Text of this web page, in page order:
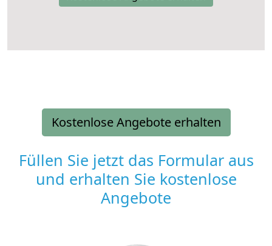
Kostenlose Angebote erhalten
Füllen Sie jetzt das Formular aus
und erhalten Sie kostenlose
Angebote